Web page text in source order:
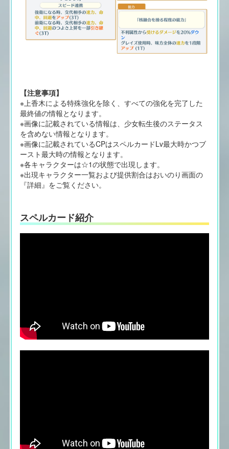
【注意事項】
※上香木による特殊強化を除く、すべての強化を完了した
最終値の情報となります。
※画像に記載されている情報は、少女転生後のステータス
を含めない情報となります。
※画像に記載されているCPはスペルカードLv最大時かつブ
ースト最大時の情報となります。
※各キャラクターは☆1の状態で出現します。
※出現キャラクター一覧および提供割合はおいのり画面の
『詳細』をご覧ください。
スペルカード紹介